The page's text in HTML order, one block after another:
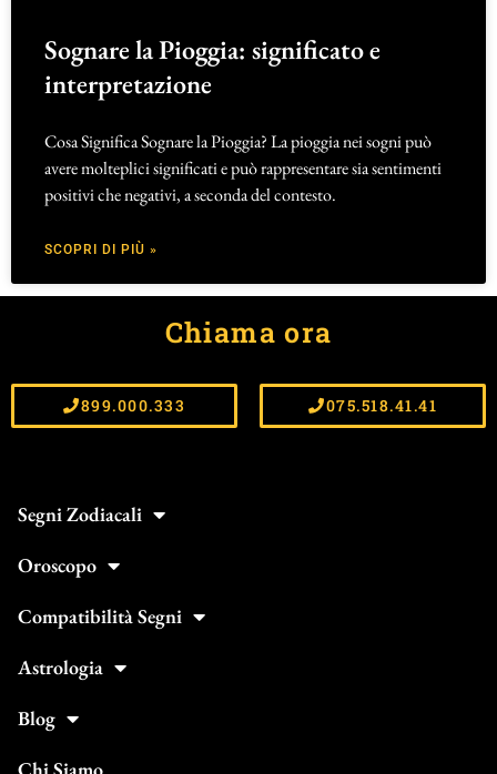
Sognare la Pioggia: significato e
interpretazione
Cosa Significa Sognare la Pioggia? La pioggia nei sogni può
avere molteplici significati e può rappresentare sia sentimenti
positivi che negativi, a seconda del contesto.
SCOPRI DI PIÙ »
Chiama ora
899.000.333 075.518.41.41
Segni Zodiacali
Oroscopo
Compatibilità Segni
Astrologia
Blog